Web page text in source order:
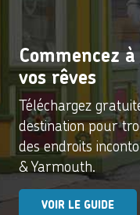
Commencez
vos rêves
Téléchargez
destination pour
des endroits
& Yarmouth.
VOIR LE GUIDE